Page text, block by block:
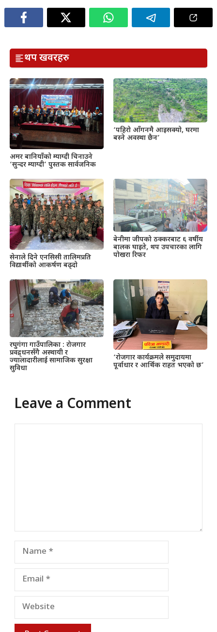
थप खवरहरु
अमर बानियाँको म्याग्दी चिनाउने
‘सुन्दर म्याग्दी’ पुस्तक सार्वजनिक
‘पहिरो आँगनमै आइसक्यो, घरमा
बस्ने अवस्था छैन’
सेनाले दिने एनसिसी तालिमप्रति
विद्यार्थीको आकर्षण बढ्दो
बेनीमा जीपको ठक्करबाट ६ वर्षीय
बालक घाइते, थप उपचारका लागि
पोखरा रिफर
रघुगंगा गाउँपालिका : रोजगार
प्रवद्र्धनसँगै अस्थायी र
ज्यालादारीलाई सामाजिक सुरक्षा
सुविधा
‘रोजगार कार्यक्रमले समुदायमा
पूर्वाधार र आर्थिक राहत भएको छ’
Leave a Comment
Name
Email
Website